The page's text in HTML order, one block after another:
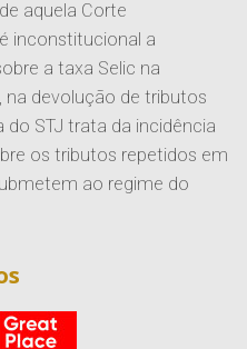
aquela Corte
inconstitucional a
a taxa Selic na
na devolução de tributos
STJ trata da incidência
os tributos repetidos em
ao regime do